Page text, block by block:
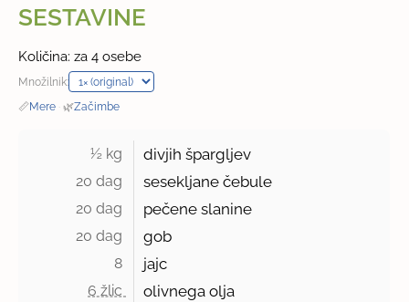
SESTAVINE
Količina: za 4 osebe
Množilnik:
📏Mere · 🌿Začimbe
½ kg divjih špargljev
20 dag sesekljane čebule
20 dag pečene slanine
20 dag gob
8 jajc
6 žlic olivnega olja